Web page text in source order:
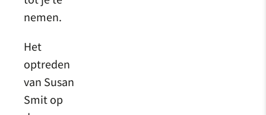
nemen.
Het
optreden
van Susan
Smit op